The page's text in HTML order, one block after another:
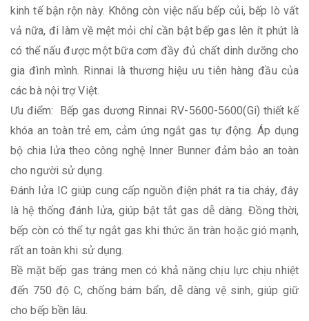
kinh tế bận rộn này. Không còn việc nấu bếp củi, bếp lò vất
vả nữa, đi làm về mệt mỏi chỉ cần bật bếp gas lên ít phút là
có thể nấu được một bữa cơm đầy đủ chất dinh dưỡng cho
gia đình mình. Rinnai là thương hiệu ưu tiên hàng đầu của
các bà nội trợ Việt.
Ưu điểm: Bếp gas dương Rinnai RV-5600-5600(Gi) thiết kế
khóa an toàn trẻ em, cảm ứng ngắt gas tự động. Áp dụng
bộ chia lửa theo công nghệ Inner Bunner đảm bảo an toàn
cho người sử dụng.
Đánh lửa IC giúp cung cấp nguồn điện phát ra tia cháy, đây
là hệ thống đánh lửa, giúp bật tắt gas dễ dàng. Đồng thời,
bếp còn có thể tự ngắt gas khi thức ăn tràn hoặc gió mạnh,
rất an toàn khi sử dụng.
Bề mặt bếp gas tráng men có khả năng chịu lực chịu nhiệt
đến 750 độ C, chống bám bẩn, dễ dàng vệ sinh, giúp giữ
cho bếp bền lâu.